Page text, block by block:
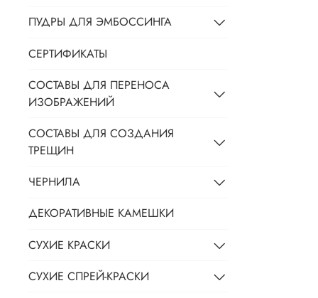
ПУДРЫ ДЛЯ ЭМБОССИНГА
СЕРТИФИКАТЫ
СОСТАВЫ ДЛЯ ПЕРЕНОСА
ИЗОБРАЖЕНИЙ
СОСТАВЫ ДЛЯ СОЗДАНИЯ
ТРЕЩИН
ЧЕРНИЛА
ДЕКОРАТИВНЫЕ КАМЕШКИ
СУХИЕ КРАСКИ
СУХИЕ СПРЕЙ-КРАСКИ